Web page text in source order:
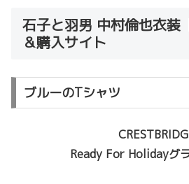
石子と羽男 中村倫也衣装
＆購入サイト
ブルーのTシャツ
Ready For Holidayグ